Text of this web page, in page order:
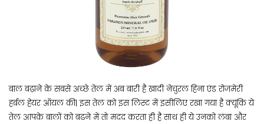
बाल बढ़ाने के सबसे अच्छे तेल में अब बारी है खादी नेचुरल हिना एंड रोजमेरी
हर्बल हेयर ऑयल की| इस तेल को इस लिस्ट में इसीलिए रखा गया है क्यूंकि ये
तेल आपके बालों को बढने में तो मदद करता ही है साथ ही ये उनको लंबा और